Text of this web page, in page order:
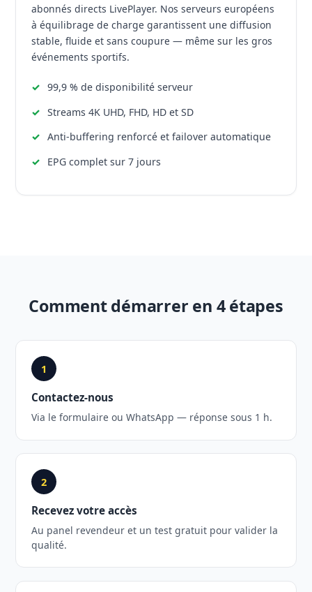
abonnés directs LivePlayer. Nos serveurs européens
à équilibrage de charge garantissent une diffusion
stable, fluide et sans coupure — même sur les gros
événements sportifs.
99,9 % de disponibilité serveur
Streams 4K UHD, FHD, HD et SD
Anti-buffering renforcé et failover automatique
EPG complet sur 7 jours
Comment démarrer en 4 étapes
1
Contactez-nous
Via le formulaire ou WhatsApp — réponse sous 1 h.
2
Recevez votre accès
Au panel revendeur et un test gratuit pour valider la
qualité.